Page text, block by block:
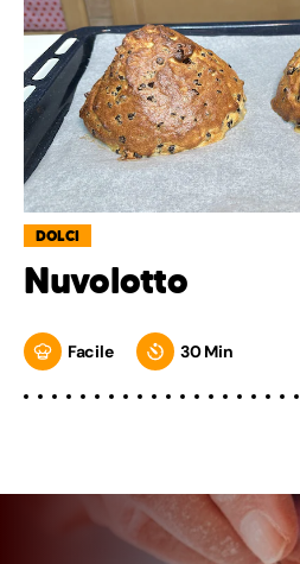
DOLCI
Nuvolotto
Facile 30 Min